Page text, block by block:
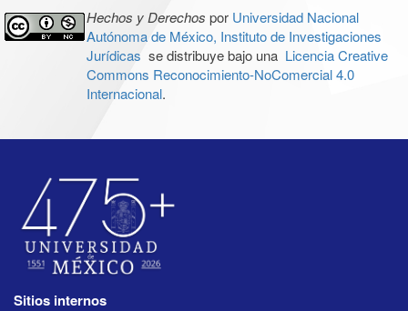
Hechos y Derechos por Universidad Nacional
Autónoma de México, Instituto de Investigaciones
Jurídicas se distribuye bajo una Licencia Creative
Commons Reconocimiento-NoComercial 4.0
Internacional.
Sitios internos